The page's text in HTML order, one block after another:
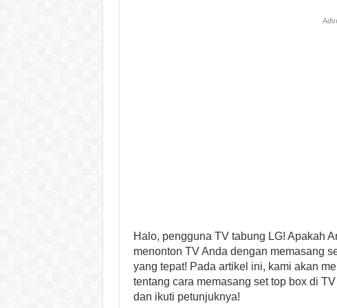
Halo, pengguna TV tabung LG! Apakah
menonton TV Anda dengan memasang
yang tepat! Pada artikel ini, kami akan
tentang cara memasang set top box di
dan ikuti petunjuknya!